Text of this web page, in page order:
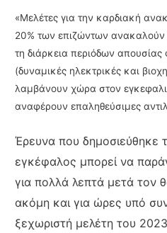
«Μελέτες για την καρδιακή
20% των επιζώντων ανακαλούν
τη διάρκεια περιόδων απουσίας
(δυναμικές ηλεκτρικές και
λαμβάνουν χώρα στον
αναφέρουν επαληθεύσιμες
Έρευνα που δημοσιεύθηκε
εγκέφαλος μπορεί να
για πολλά λεπτά μετά τον
ακόμη και για ώρες υπό
ξεχωριστή μελέτη του